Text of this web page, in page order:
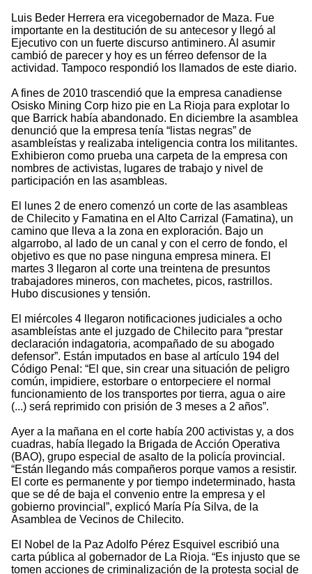
Luis Beder Herrera era vicegobernador de Maza. Fue
importante en la destitución de su antecesor y llegó al
Ejecutivo con un fuerte discurso antiminero. Al asumir
cambió de parecer y hoy es un férreo defensor de la
actividad. Tampoco respondió los llamados de este diario.
A fines de 2010 trascendió que la empresa canadiense
Osisko Mining Corp hizo pie en La Rioja para explotar lo
que Barrick había abandonado. En diciembre la asamblea
denunció que la empresa tenía “listas negras” de
asambleístas y realizaba inteligencia contra los militantes.
Exhibieron como prueba una carpeta de la empresa con
nombres de activistas, lugares de trabajo y nivel de
participación en las asambleas.
El lunes 2 de enero comenzó un corte de las asambleas
de Chilecito y Famatina en el Alto Carrizal (Famatina), un
camino que lleva a la zona en exploración. Bajo un
algarrobo, al lado de un canal y con el cerro de fondo, el
objetivo es que no pase ninguna empresa minera. El
martes 3 llegaron al corte una treintena de presuntos
trabajadores mineros, con machetes, picos, rastrillos.
Hubo discusiones y tensión.
El miércoles 4 llegaron notificaciones judiciales a ocho
asambleístas ante el juzgado de Chilecito para “prestar
declaración indagatoria, acompañado de su abogado
defensor”. Están imputados en base al artículo 194 del
Código Penal: “El que, sin crear una situación de peligro
común, impidiere, estorbare o entorpeciere el normal
funcionamiento de los transportes por tierra, agua o aire
(...) será reprimido con prisión de 3 meses a 2 años”.
Ayer a la mañana en el corte había 200 activistas y, a dos
cuadras, había llegado la Brigada de Acción Operativa
(BAO), grupo especial de asalto de la policía provincial.
“Están llegando más compañeros porque vamos a resistir.
El corte es permanente y por tiempo indeterminado, hasta
que se dé de baja el convenio entre la empresa y el
gobierno provincial”, explicó María Pía Silva, de la
Asamblea de Vecinos de Chilecito.
El Nobel de la Paz Adolfo Pérez Esquivel escribió una
carta pública al gobernador de La Rioja. “Es injusto que se
tomen acciones de criminalización de la protesta social de